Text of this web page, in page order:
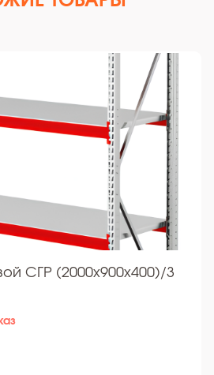
СГР (2000х900х400)/3